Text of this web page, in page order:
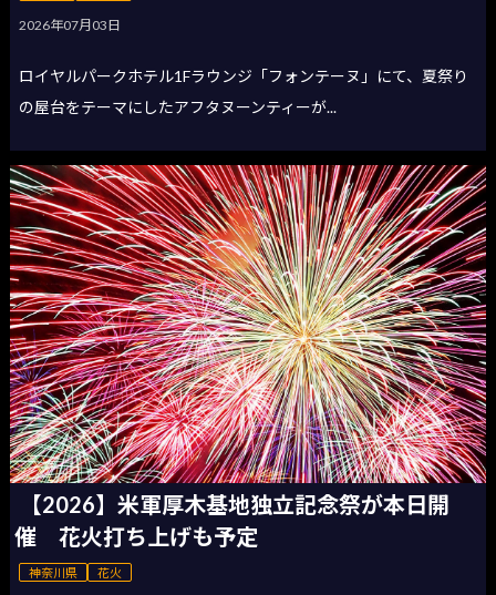
2026年07月03日
ロイヤルパークホテル1Fラウンジ「フォンテーヌ」にて、夏祭り
の屋台をテーマにしたアフタヌーンティーが...
【2026】米軍厚木基地独立記念祭が本日開
催 花火打ち上げも予定
神奈川県 花火